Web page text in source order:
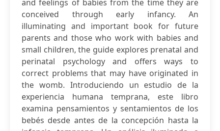
and feelings of babies from the time they are
conceived through early infancy. An
illuminating and important book for future
parents and those who work with babies and
small children, the guide explores prenatal and
perinatal psychology and offers ways to
correct problems that may have originated in
the womb. Introduciendo un estudio de la
experiencia humana temprana, este libro
examina pensamientos y sentamientos de los
bebés desde antes de la concepción hasta la